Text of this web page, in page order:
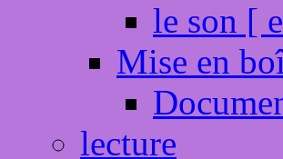
le son [
Mise en
lecture